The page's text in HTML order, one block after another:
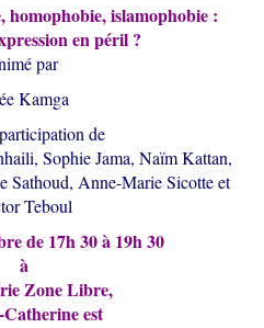
homophobie, islamophobie :
en péril ?
par
Kamga
de
Sophie Jama, Naïm Kattan,
Sathoud, Anne-Marie Sicotte et
Teboul
de 17h 30 à 19h 30
à
Zone Libre,
Catherine est